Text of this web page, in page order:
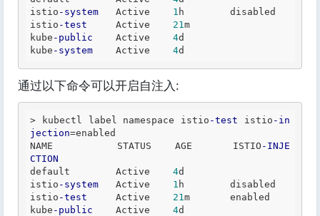
istio -system
   Active
1 h        disabled
istio -test
     Active
21m
kube -public
    Active
4d
kube -system
    Active
4
通过以下命令可以开启自注入:
> kubectl label namespace istio -test istio -in
jection=enabled
NAME           STATUS    AGE       ISTIO -INJE
CTION
default        Active 4d
istio -system
   Active
1 h        disabled
istio -test
     Active
21m       enabled
kube -public
    Active
4d